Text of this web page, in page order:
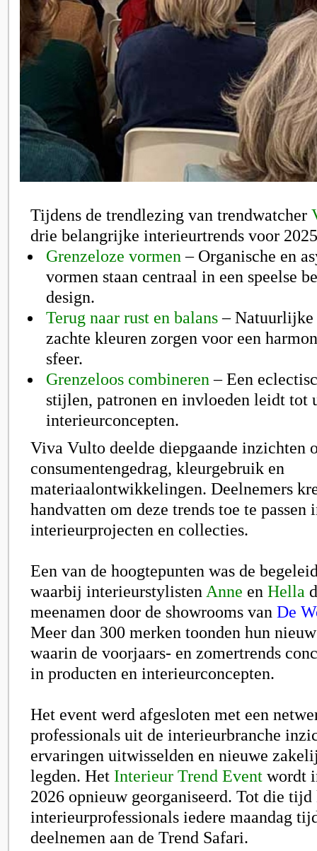
Tijdens de trendlezing van trendwatcher
drie belangrijke interieurtrends voor
Grenzeloze vormen – Organische en
vormen staan centraal in een speelse
design.
Terug naar rust en balans– Natuurlijke
zachte kleuren zorgen voor een
sfeer.
Grenzeloos combineren – Een
stijlen, patronen en invloeden leidt tot
interieurconcepten.
Viva Vulto deelde diepgaande inzichten
consumentengedrag, kleurgebruik en
materiaalontwikkelingen. Deelnemers
handvatten om deze trends toe te passen
interieurprojecten en collecties.
Een van de hoogtepunten was de
waarbij interieurstylisten Anne en Hella
meenamen door de showrooms van De
Meer dan 300 merken toonden hun
waarin de voorjaars- en zomertrends
in producten en interieurconcepten.
Het event werd afgesloten met een
professionals uit de interieurbranche
ervaringen uitwisselden en nieuwe
legden. Het Interieur Trend Event wordt
2026 opnieuw georganiseerd. Tot die tijd
interieurprofessionals iedere maandag
deelnemen aan de Trend Safari.